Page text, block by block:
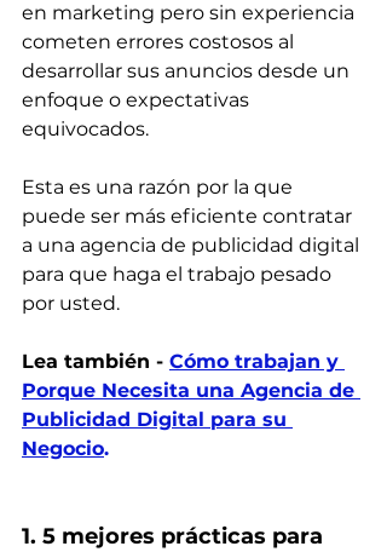
en marketing pero sin experiencia
cometen errores costosos al
desarrollar sus anuncios desde un
enfoque o expectativas
equivocados.
Esta es una razón por la que
puede ser más eficiente contratar
a una agencia de publicidad digital
para que haga el trabajo pesado
por usted.
Lea también - Cómo trabajan y
Porque Necesita una Agencia de
Publicidad Digital para su
Negocio.
1. 5 mejores prácticas para